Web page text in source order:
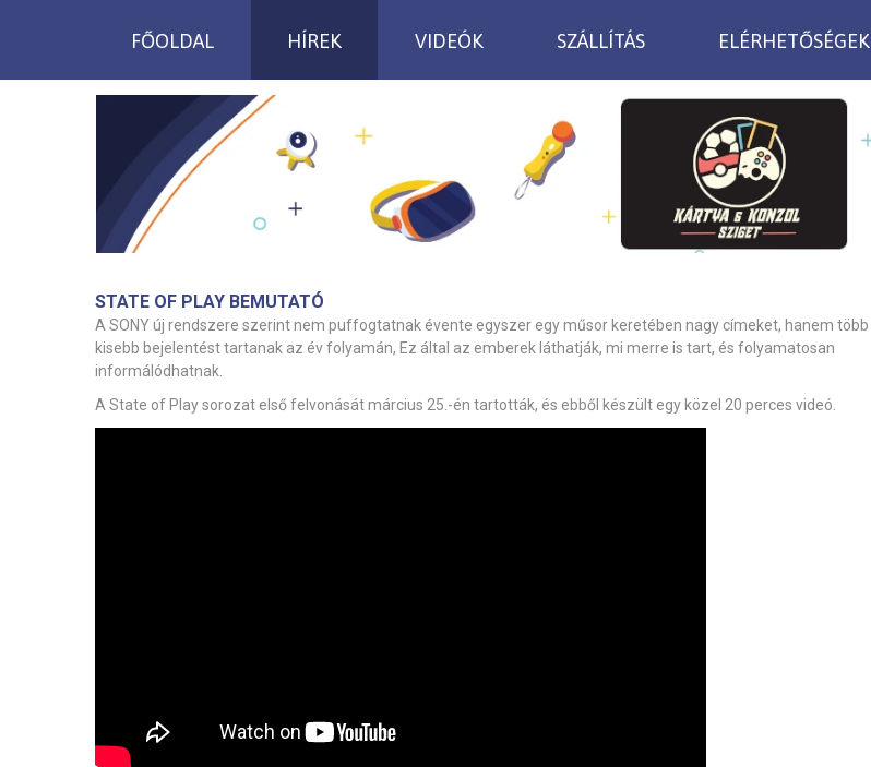
FŐOLDAL HÍREK VIDEÓK SZÁLLÍTÁS ELÉRHETŐSÉGEK
STATE OF PLAY BEMUTATÓ
A SONY új rendszere szerint nem puffogtatnak évente egyszer egy műsor keretében nagy címeket, hanem több
kisebb bejelentést tartanak az év folyamán, Ez által az emberek láthatják, mi merre is tart, és folyamatosan
informálódhatnak.
A State of Play sorozat első felvonását március 25.-én tartották, és ebből készült egy közel 20 perces videó.